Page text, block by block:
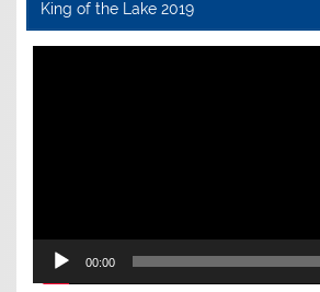
King of the Lake 2019
Video-
00:00